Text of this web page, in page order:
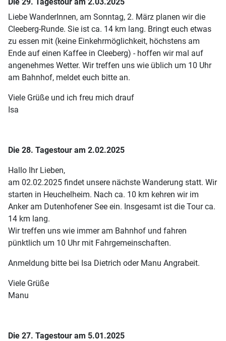
Liebe WanderInnen, am Sonntag, 2. März planen wir die
Cleeberg-Runde. Sie ist ca. 14 km lang. Bringt euch etwas
zu essen mit (keine Einkehrmöglichkeit, höchstens am
Ende auf einen Kaffee in Cleeberg) - hoffen wir mal auf
angenehmes Wetter. Wir treffen uns wie üblich um 10 Uhr
am Bahnhof, meldet euch bitte an.
Viele Grüße und ich freu mich drauf
Isa
Die 28. Tagestour am 2.02.2025
Hallo Ihr Lieben,
am 02.02.2025 findet unsere nächste Wanderung statt. Wir
starten in Heuchelheim. Nach ca. 10 km kehren wir im
Anker am Dutenhofener See ein. Insgesamt ist die Tour ca.
14 km lang.
Wir treffen uns wie immer am Bahnhof und fahren
pünktlich um 10 Uhr mit Fahrgemeinschaften.
Anmeldung bitte bei Isa Dietrich oder Manu Angrabeit.
Viele Grüße
Manu
Die 27. Tagestour am 5.01.2025